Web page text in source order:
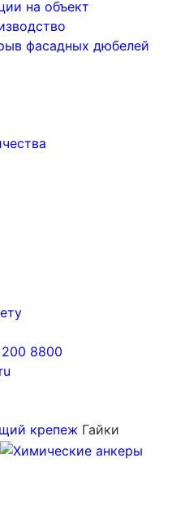
на объект
фасадных дюбелей
8800
крепеж Гайки